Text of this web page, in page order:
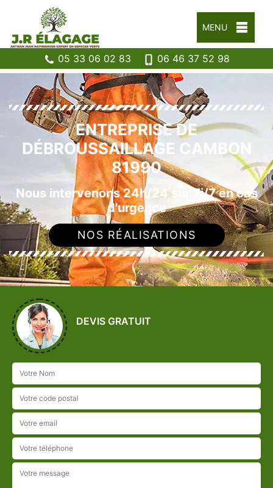
MENU
05 33 06 02 83 06 46 37 52 98
ENTREPRISE DE
DÉBROUSSAILLAGE CAMBON
81990
Nous intervenons 24h/24 sur 7j/7 en cas
d'urgence
NOS RÉALISATIONS
DEVIS GRATUIT